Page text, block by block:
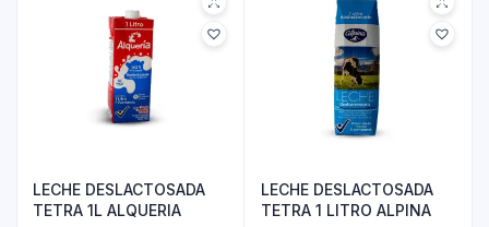
LECHE DESLACTOSADA
TETRA 1L ALQUERIA
LECHE DESLACTOSADA
TETRA 1 LITRO ALPINA